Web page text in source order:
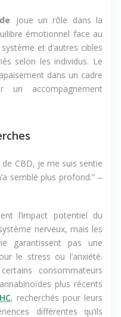
joue un rôle dans la
émotionnel face au
et d’autres cibles
selon les individus. Le
dans un cadre
accompagnement
de CBD, je me suis sentie
semblé plus profond.”
l’impact potentiel du
nerveux, mais les
garantissent pas une
le stress ou l’anxiété.
consommateurs
plus récents
, recherchés pour leurs